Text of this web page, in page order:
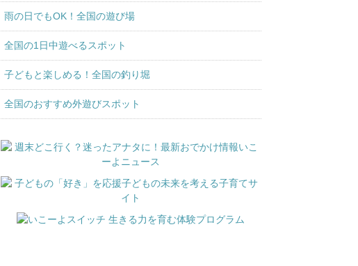
雨の日でもOK！全国の遊び場
全国の1日中遊べるスポット
子どもと楽しめる！全国の釣り堀
全国のおすすめ外遊びスポット